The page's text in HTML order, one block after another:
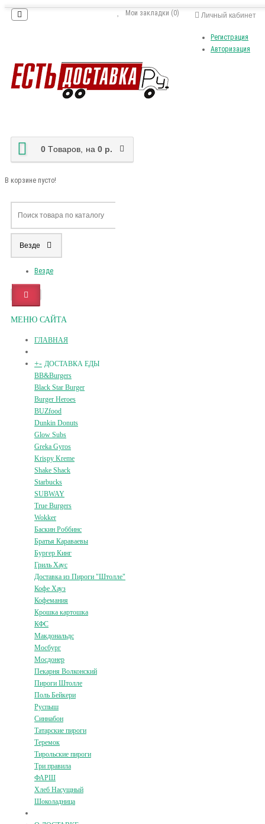
Личный кабинет
Регистрация
Авторизация
Мои закладки (0)
0 Tоваров, на 0 р.
В корзине пусто!
Везде
Везде
МЕНЮ САЙТА
ГЛАВНАЯ
+- ДОСТАВКА ЕДЫ
BB&Burgers
Black Star Burger
Burger Heroes
BUZfood
Dunkin Donuts
Glow Subs
Greka Gyros
Krispy Kreme
Shake Shack
Starbucks
SUBWAY
True Burgers
Wokker
Баскин Роббинс
Братья Караваевы
Бургер Кинг
Гриль Хаус
Доставка из Пироги "Штолле"
Кофе Хауз
Кофемания
Крошка картошка
КФС
Макдональдс
Мосбург
Мосдонер
Пекарня Волконский
Пироги Штолле
Поль Бейкери
Руспыш
Синнабон
Татарские пироги
Теремок
Тирольские пироги
Три правила
ФАРШ
Хлеб Насущный
Шоколадница